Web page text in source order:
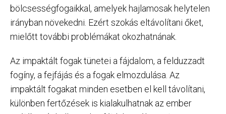
bölcsességfogaikkal, amelyek hajlamosak helytelen
irányban növekedni. Ezért szokás eltávolítani őket,
mielőtt további problémákat okozhatnának.
Az impaktált fogak tünetei a fájdalom, a felduzzadt
fogíny, a fejfájás és a fogak elmozdulása. Az
impaktált fogakat minden esetben el kell távolítani,
különben fertőzések is kialakulhatnak az ember